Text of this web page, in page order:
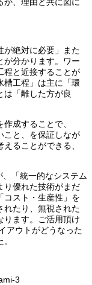
が絶対に必要」また
が分かります。ワー
程と近接することが
槽工程」は主に「環
は「離した方が良
成することで、
こと、を保証しなが
ることができる、
「統一的なシステム
り優れた技術がまだ
コスト・生産性」を
れたり、無視された
ります。ご活用頂け
アウトがどうなった
3